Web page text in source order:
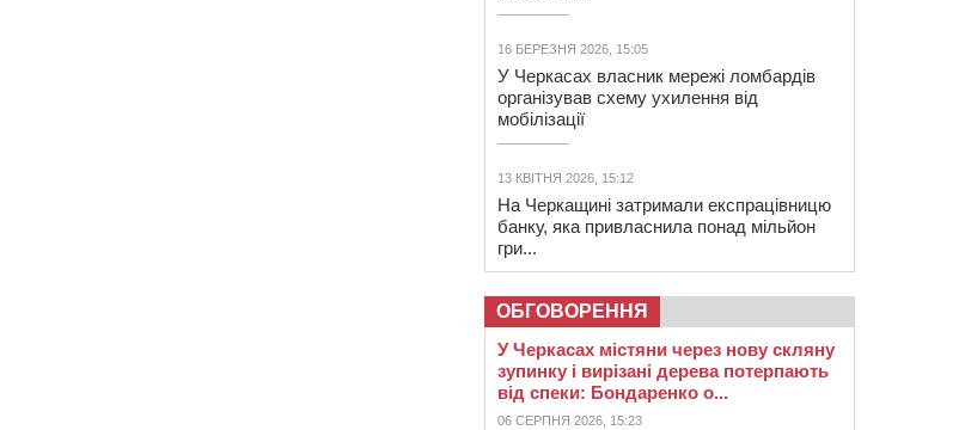
16 БЕРЕЗНЯ 2026, 15:05
У Черкасах власник мережі ломбардів
організував схему ухилення від
мобілізації
13 КВІТНЯ 2026, 15:12
На Черкащині затримали експрацівницю
банку, яка привласнила понад мільйон
гри...
ОБГОВОРЕННЯ
У Черкасах містяни через нову скляну
зупинку і вирізані дерева потерпають
від спеки: Бондаренко о...
06 СЕРПНЯ 2026, 15:23